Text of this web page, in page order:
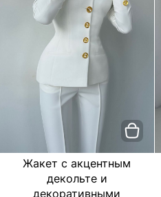
Жакет с акцентным
декольте и
декоративными